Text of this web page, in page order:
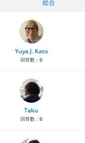
総合
Yuya J. Kato
回答数： 0
Taku
回答数： 0